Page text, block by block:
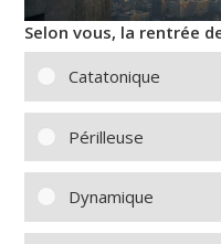
Selon vous, la rentrée
Catatonique
Périlleuse
Dynamique